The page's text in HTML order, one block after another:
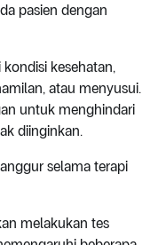
pasien dengan
kesehatan,
atau menyusui.
untuk menghindari
diinginkan.
selama terapi
melakukan tes